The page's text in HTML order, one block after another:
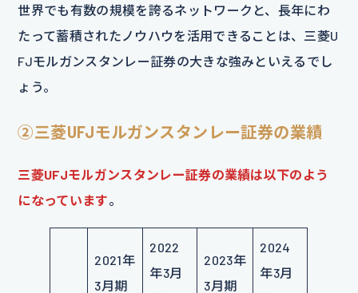
世界でも有数の規模を誇るネットワークと、長年にわ
たって蓄積されたノウハウを活用できることは、三菱U
FJモルガンスタンレー証券の大きな強みといえるでし
ょう。
②三菱UFJモルガンスタンレー証券の業績
三菱UFJモルガンスタンレー証券の業績は以下のよう
になっています。
2021年
3月期
2022
年3月
2023年
3月期
2024
年3月